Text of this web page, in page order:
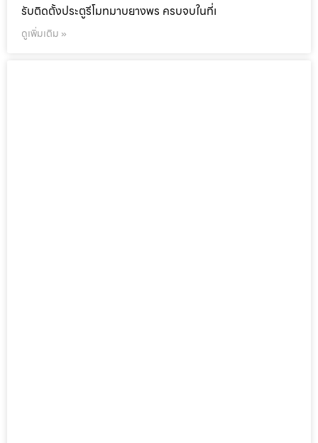
รับติดตั้งประตูรีโมทมาบยางพร ครบจบในที่เ
ดูเพิ่มเติม »